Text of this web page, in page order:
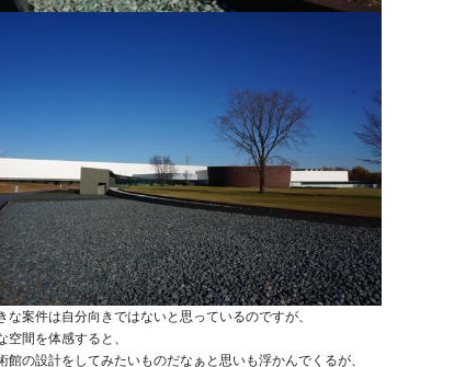
な案件は自分向きではないと思っているのですが、
空間を体感すると、
館の設計をしてみたいものだなぁと思いも浮かんでくるが、